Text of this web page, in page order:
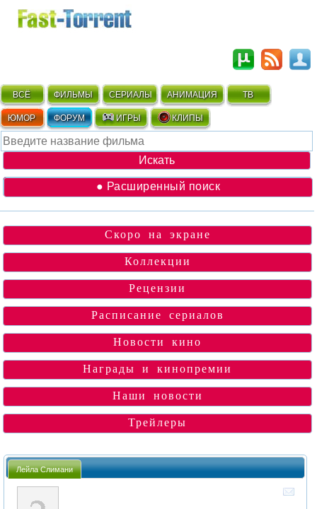
ВСЁ ФИЛЬМЫ СЕРИАЛЫ АНИМАЦИЯ ТВ
ЮМОР ФОРУМ ИГРЫ КЛИПЫ
● Расширенный поиск
Скоро на экране
Коллекции
Рецензии
Расписание сериалов
Новости кино
Награды и кинопремии
Наши новости
Трейлеры
Лейла Слимани